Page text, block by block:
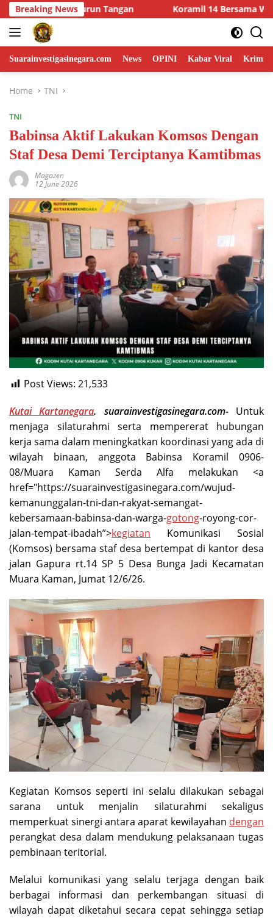
Skip
to
content
Breaking News
14 Bersama Warga Gotong Royong Pangkas Pohon
Suarainvestigasinegara.com News OPINI Kabar Viral
Home TNI
TNI
Babinsa Aktif Lakukan Komsos Dengan
Staf Desa Demi Terciptanya Kamtibmas
Magazen
12 June 2026
Post Views: 21,533
Kutai Kartanegara. suarainvestigasinegara.com-Untuk
menjaga silaturahmi serta mempererat hubungan
kerja sama dalam meningkatkan koordinasi yang ada di
wilayah binaan, anggota Babinsa Koramil 0906-
08/Muara Kaman Serda Alfa melakukan <a
href="https://suarainvestigasinegara.com/wujud-
kemanunggalan-tni-dan-rakyat-semangat-
kebersamaan-babinsa-dan-warga-gotong-royong-cor-
jalan-tempat-ibadah”>kegiatan Komunikasi Sosial
(Komsos) bersama staf desa bertempat di kantor desa
jalan Gapura rt.14 SP 5 Desa Bunga Jadi Kecamatan
Muara Kaman, Jumat 12/6/26.
Kegiatan Komsos seperti ini selalu dilakukan sebagai
sarana untuk menjalin silaturahmi sekaligus
memperkuat sinergi antara aparat kewilayahan dengan
perangkat desa dalam mendukung pelaksanaan tugas
pembinaan teritorial.
Melalui komunikasi yang selalu terjaga dengan baik
berbagai informasi dan perkembangan situasi di
wilayah dapat diketahui secara cepat sehingga setiap